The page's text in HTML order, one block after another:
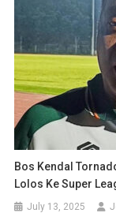
Bos Kendal
Lolos Ke Super
July 13, 2025